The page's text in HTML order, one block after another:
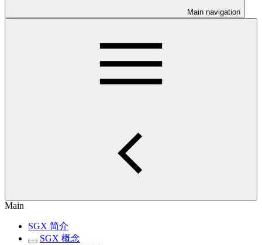
Main navigation
Main
SGX 简介
SGX 概念